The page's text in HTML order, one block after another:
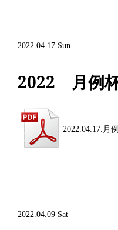
2022.04.17 Sun
2022 月例
2022.04.17.月
2022.04.09 Sat